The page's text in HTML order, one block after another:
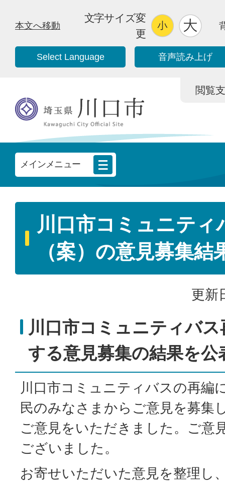
本文へ移動
文字サイズ変
更
Select Language 音声読み上げ
閲覧
メインメニュー
川口市コミュニティ
（案）の意見募集結
更新
川口市コミュニティバ
する意見募集の結果を公
川口市コミュニティバスの再編
民のみなさまからご意見を募集
ご意見をいただきました。ご意
ございました。
お寄せいただいた意見を整理し